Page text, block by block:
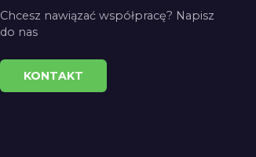
Chcesz nawiązać współpracę? Napisz
do nas
KONTAKT